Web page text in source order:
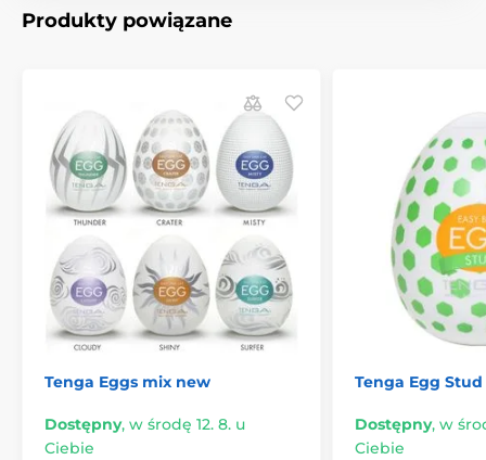
Jednorazowe masturbatory
Produkty powiązane
Tenga Eggs mix new
Dostępny, w środę 12. 8. u
Ciebie
Tenga Egg Stud
Dostępny, w
Ciebie